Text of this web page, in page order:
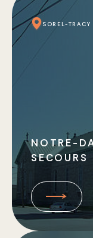
SOREL-
NOTRE-
SECOURS